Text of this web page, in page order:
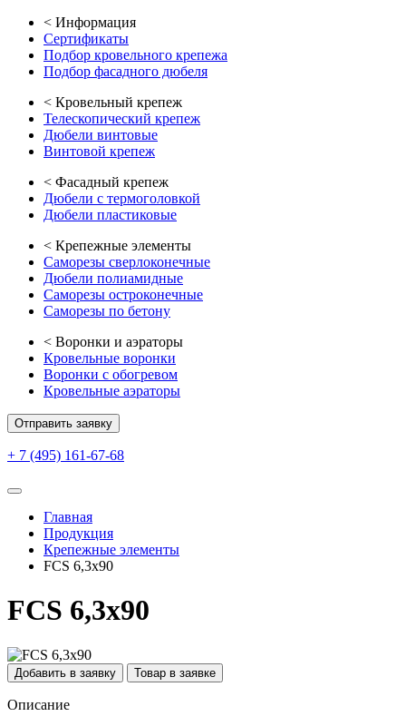
< Информация
Сертификаты
Подбор кровельного крепежа
Подбор фасадного дюбеля
< Кровельный крепеж
Телескопический крепеж
Дюбели винтовые
Винтовой крепеж
< Фасадный крепеж
Дюбели с термоголовкой
Дюбели пластиковые
< Крепежные элементы
Саморезы сверлоконечные
Дюбели полиамидные
Саморезы остроконечные
Саморезы по бетону
< Воронки и аэраторы
Кровельные воронки
Воронки с обогревом
Кровельные аэраторы
Отправить заявку
+ 7 (495) 161-67-68
Главная
Продукция
Крепежные элементы
FCS 6,3x90
FCS 6,3x90
Добавить в заявку Товар в заявке
Описание